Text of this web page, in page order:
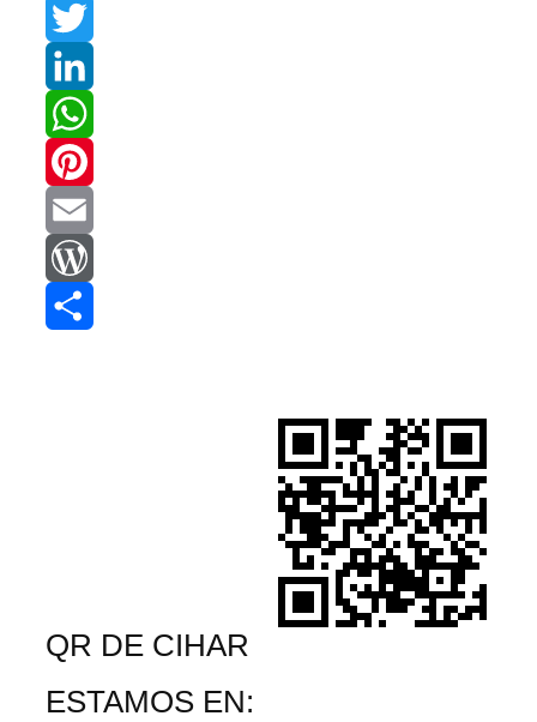
Facebook
Twitter
LinkedIn
WhatsApp
Pinterest
Email
WordPress
QR DE CIHAR
ESTAMOS EN: